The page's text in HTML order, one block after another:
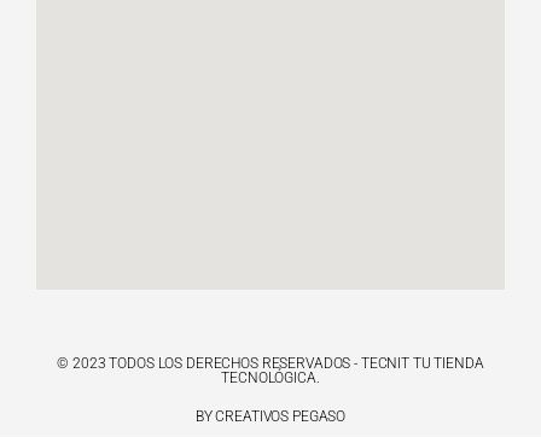
© 2023 TODOS LOS DERECHOS RESERVADOS - TECNIT TU TIENDA
TECNOLÓGICA.
BY CREATIVOS PEGASO